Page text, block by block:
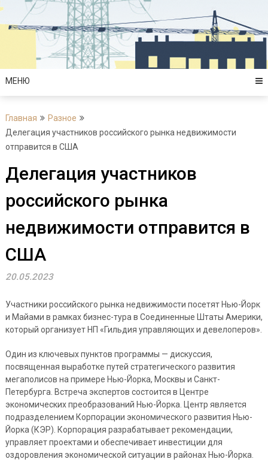
Перейти
содержимому
МЕНЮ
Главная
Разное
Делегация участников российского рынка недвижимости
отправится в США
Делегация участников
российского рынка
недвижимости отправится в
США
20.05.2023
Участники российского рынка недвижимости посетят Нью-Йорк
и Майами в рамках бизнес-тура в Соединенные Штаты Америки,
который организует НП «Гильдия управляющих и девелоперов».
Один из ключевых пунктов программы — дискуссия,
посвященная выработке путей стратегического развития
мегаполисов на примере Нью-Йорка, Москвы и Санкт-
Петербурга. Встреча экспертов состоится в Центре
экономических преобразований Нью-Йорка. Центр является
подразделением Корпорации экономического развития Нью-
Йорка (КЭР). Корпорация разрабатывает рекомендации,
управляет проектами и обеспечивает инвестиции для
оздоровления экономической ситуации в районах Нью-Йорка.